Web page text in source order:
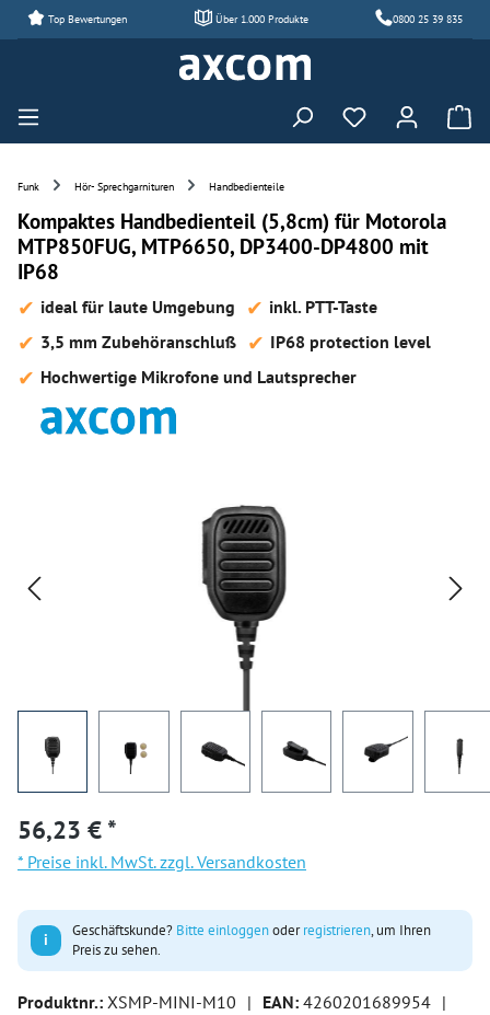
Zum Hauptinhalt springen
Top Bewertungen Über 1.000 Produkte 0800 25 39 835
Du hast 0
Funk Hör- Sprechgarnituren Handbedienteile
Kompaktes Handbedienteil (5,8cm) für Motorola
MTP850FUG, MTP6650, DP3400-DP4800 mit
IP68
ideal für laute Umgebung
inkl. PTT-Taste
3,5 mm Zubehöranschluß
IP68 protection level
Hochwertige Mikrofone und Lautsprecher
56,23 € *
* Preise inkl. MwSt. zzgl. Versandkosten
i Geschäftskunde? Bitte einloggenoderregistrieren, um Ihren
Preis zu sehen.
Produktnr.: XSMP-MINI-M10 | EAN: 4260201689954 |